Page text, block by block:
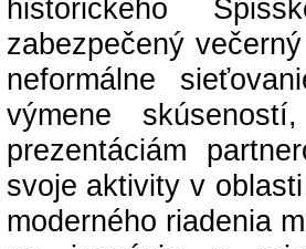
historického
zabezpečený
neformálne
výmene
prezentáciám
svoje aktivity v
moderného riadenia